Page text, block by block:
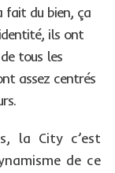
fait du bien, ça
ils ont
tous les
assez centrés
la City c’est
de ce